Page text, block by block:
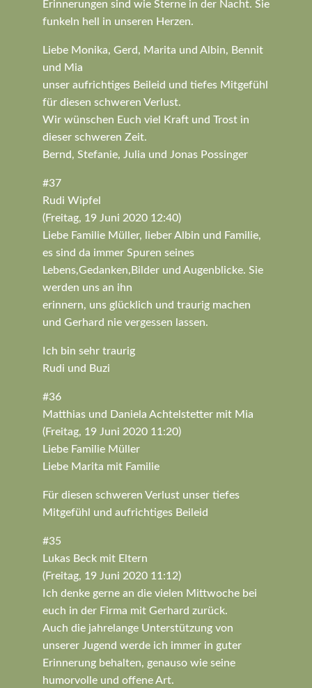
Erinnerungen sind wie Sterne in der Nacht. Sie
funkeln hell in unseren Herzen.
Liebe Monika, Gerd, Marita und Albin, Bennit
und Mia
unser aufrichtiges Beileid und tiefes Mitgefühl
für diesen schweren Verlust.
Wir wünschen Euch viel Kraft und Trost in
dieser schweren Zeit.
Bernd, Stefanie, Julia und Jonas Possinger
#37
Rudi Wipfel
(Freitag, 19 Juni 2020 12:40)
Liebe Familie Müller, lieber Albin und Familie,
es sind da immer Spuren seines
Lebens,Gedanken,Bilder und Augenblicke. Sie
werden uns an ihn
erinnern, uns glücklich und traurig machen
und Gerhard nie vergessen lassen.
Ich bin sehr traurig
Rudi und Buzi
#36
Matthias und Daniela Achtelstetter mit Mia
(Freitag, 19 Juni 2020 11:20)
Liebe Familie Müller
Liebe Marita mit Familie
Für diesen schweren Verlust unser tiefes
Mitgefühl und aufrichtiges Beileid
#35
Lukas Beck mit Eltern
(Freitag, 19 Juni 2020 11:12)
Ich denke gerne an die vielen Mittwoche bei
euch in der Firma mit Gerhard zurück.
Auch die jahrelange Unterstützung von
unserer Jugend werde ich immer in guter
Erinnerung behalten, genauso wie seine
humorvolle und offene Art.